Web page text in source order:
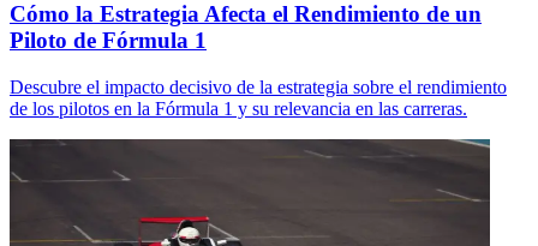
Cómo la Estrategia Afecta el Rendimiento de un
Piloto de Fórmula 1
Descubre el impacto decisivo de la estrategia sobre el rendimiento
de los pilotos en la Fórmula 1 y su relevancia en las carreras.